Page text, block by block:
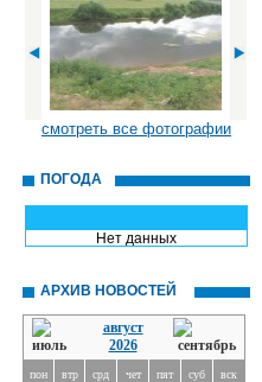
смотреть все фотографии
ПОГОДА
Нет данных
АРХИВ НОВОСТЕЙ
август
2026
пон втр срд чет пят суб вск